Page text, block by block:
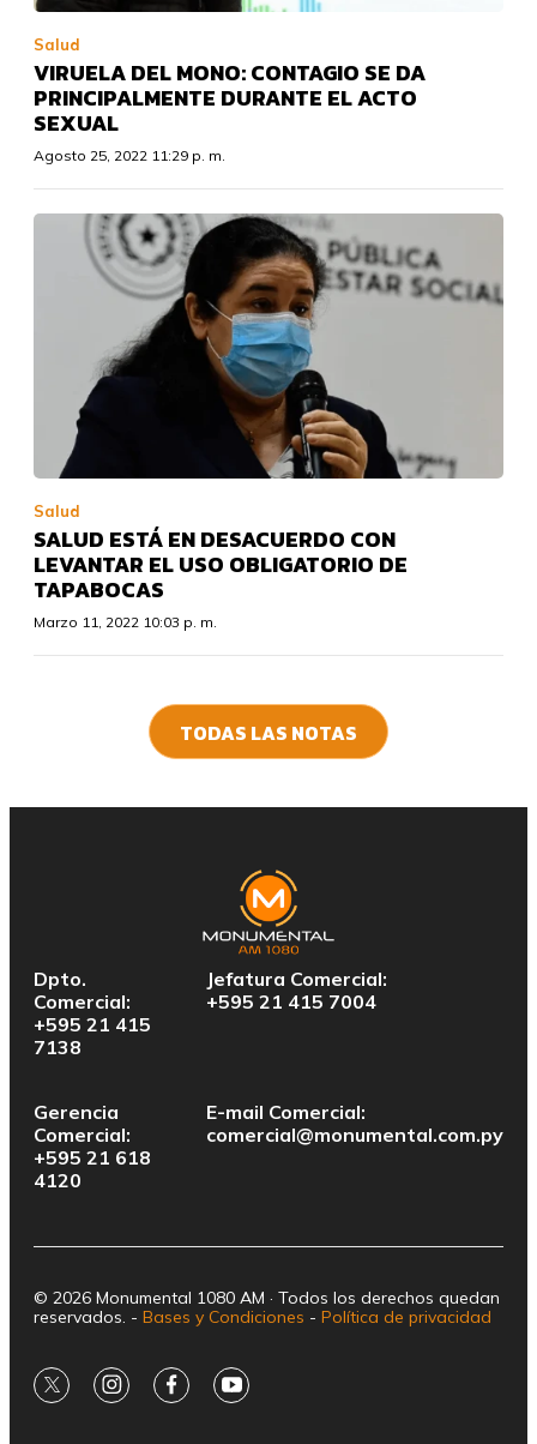
Salud
VIRUELA DEL MONO: CONTAGIO SE DA
PRINCIPALMENTE DURANTE EL ACTO
SEXUAL
Agosto 25, 2022 11:29 p. m.
Salud
SALUD ESTÁ EN DESACUERDO CON
LEVANTAR EL USO OBLIGATORIO DE
TAPABOCAS
Marzo 11, 2022 10:03 p. m.
TODAS LAS NOTAS
Dpto.
Comercial:
+595 21 415
7138
Jefatura Comercial:
+595 21 415 7004
Gerencia
Comercial:
+595 21 618
4120
E-mail Comercial:
comercial@monumental.com.py
© 2026 Monumental 1080 AM · Todos los derechos quedan
reservados. - Bases y Condiciones - Política de privacidad
twitterinstagram
facebookyoutube